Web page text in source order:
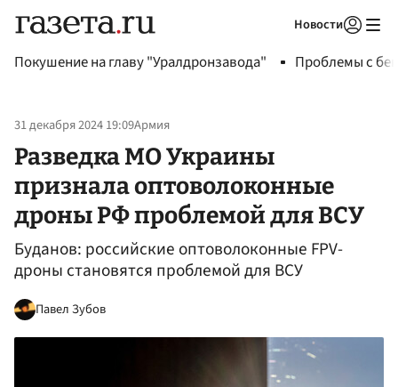
Новости
Покушение на главу "Уралдронзавода" Проблемы с
31 декабря 2024 19:09Армия
Разведка МО Украины
признала оптоволоконные
дроны РФ проблемой для ВСУ
Буданов: российские оптоволоконные FPV-
дроны становятся проблемой для ВСУ
Павел Зубов